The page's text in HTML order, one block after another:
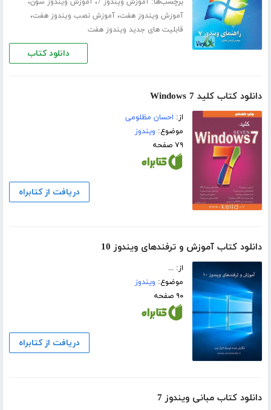
آموزش ویندوز 7 آموزش ویندوز سون
آموزش ویندوز هفت،آموزش نصب ویندوز هفت،
قابلیت های جدید ویندوز هفت
دانلود کتاب
دانلود کتاب کلید Windows 7
از: احسان مظلومی
موضوع: ویندوز
۷۹ صفحه
دریافت از کتابراه
دانلود کتاب آموزش و ترفندهای ویندوز 10
از: ...
موضوع: ویندوز
۹۰ صفحه
دریافت از کتابراه
دانلود کتاب مبانی ویندوز 7